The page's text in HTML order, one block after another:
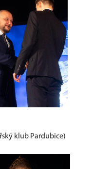
klub Pardubice)